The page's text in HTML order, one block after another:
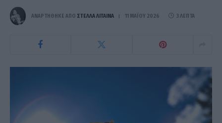
ΑΝΑΡΤΗΘΗΚΕ ΑΠΟ ΣΤΈΛΛΑ ΛΊΤΑΙΝΑ 11 ΜΑΪ́ΟΥ 2026 3 ΛΕΠΤΆ